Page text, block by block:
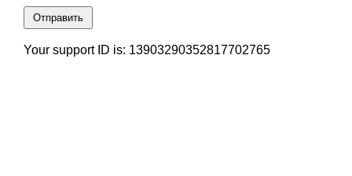
Отправить
Your support ID is: 13903290352817702765